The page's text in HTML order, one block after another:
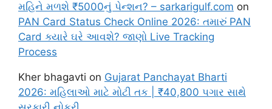
મહિને મળશે ₹5000નું પેન્શન? – sarkarigulf.com on
PAN Card Status Check Online 2026: તમારું PAN
Card ક્યારે ઘરે આવશે? જાણો Live Tracking
Process
Kher bhagavti on Gujarat Panchayat Bharti
2026: મહિલાઓ માટે મોટી તક | ₹40,800 પગાર સાથે